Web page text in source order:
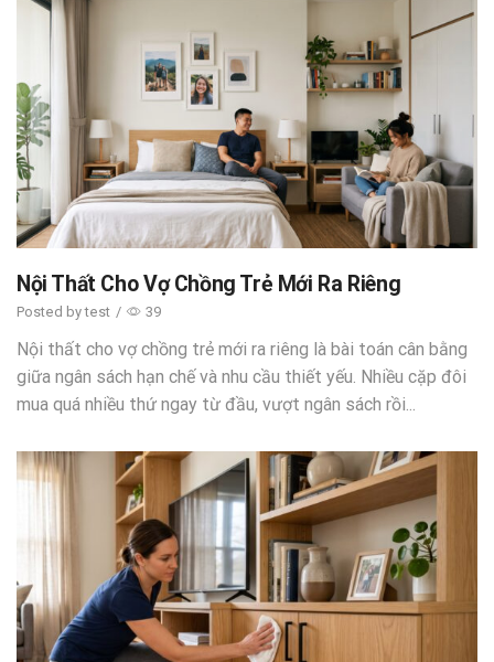
Nội Thất Cho Vợ Chồng Trẻ Mới Ra Riêng
Posted bytest / 39
Nội thất cho vợ chồng trẻ mới ra riêng là bài toán cân bằng
giữa ngân sách hạn chế và nhu cầu thiết yếu. Nhiều cặp đôi
mua quá nhiều thứ ngay từ đầu, vượt ngân sách rồi...